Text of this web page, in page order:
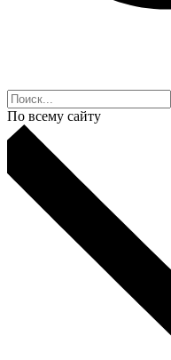
По всему сайту